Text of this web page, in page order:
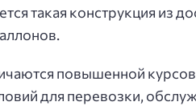
такая конструкция из
повышенной
для перевозки,